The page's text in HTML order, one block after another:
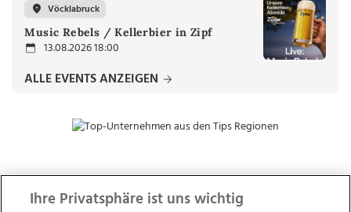
Vöcklabruck
Music Rebels / Kellerbier in Zipf
13.08.2026 18:00
ALLE EVENTS ANZEIGEN
ZUR NACHRICHTENÜBERSICHT
Ihre Privatsphäre ist uns wichtig